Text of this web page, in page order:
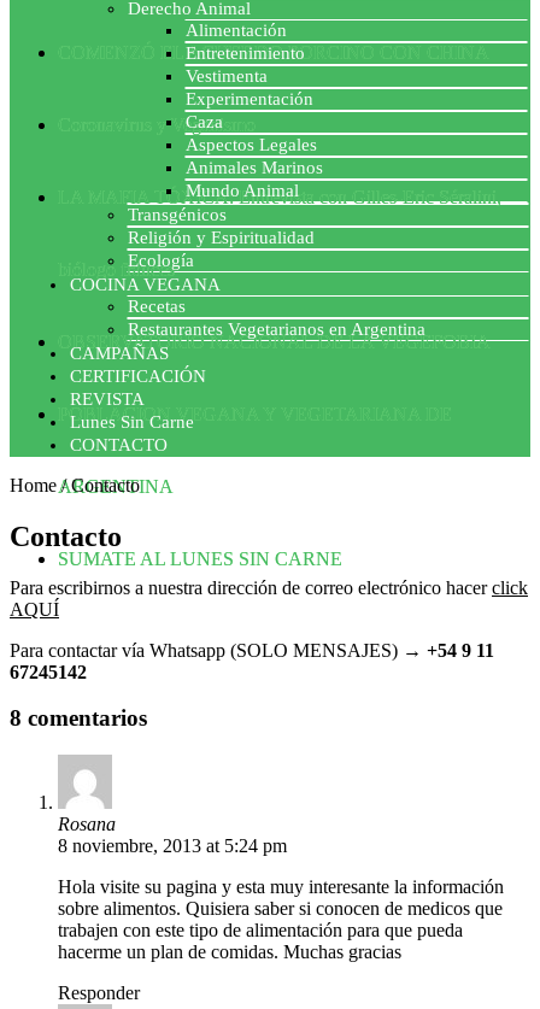
COMENZÓ EL ACUERDO PORCINO CON CHINA
Coronavirus y Veganismo
LA MAFIA TÓXICA: Entrevista con Gilles-Eric Séralini,
biólogo francés
OBSERVATORIO NACIONAL DE LA VEGEFOBIA
POBLACION VEGANA Y VEGETARIANA DE
ARGENTINA
SUMATE AL LUNES SIN CARNE
Derecho Animal
Alimentación
Entretenimiento
Vestimenta
Experimentación
Caza
Aspectos Legales
Animales Marinos
Mundo Animal
Transgénicos
Religión y Espiritualidad
Ecología
COCINA VEGANA
Recetas
Restaurantes Vegetarianos en Argentina
CAMPAÑAS
CERTIFICACIÓN
REVISTA
Lunes Sin Carne
CONTACTO
Home/Contacto
Contacto
Para escribirnos a nuestra dirección de correo electrónico hacerclick
AQUÍ
Para contactar vía Whatsapp (SOLO MENSAJES) → +54 9 11
67245142
8 comentarios
Rosana
8 noviembre, 2013 at 5:24 pm
Hola visite su pagina y esta muy interesante la información
sobre alimentos. Quisiera saber si conocen de medicos que
trabajen con este tipo de alimentación para que pueda
hacerme un plan de comidas. Muchas gracias
Responder